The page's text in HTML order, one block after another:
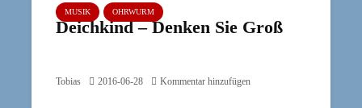
MUSIK OHRWURM
Deichkind – Denken Sie Groß
Tobias 2016-06-28 Kommentar hinzufügen